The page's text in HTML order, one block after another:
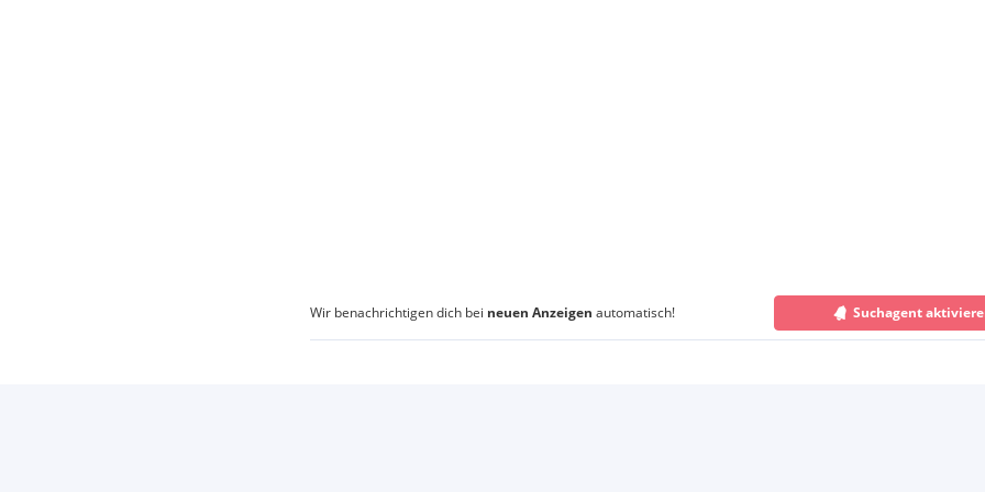
Wir benachrichtigen dich bei neuen Anzeigen automatisch! Suchagent